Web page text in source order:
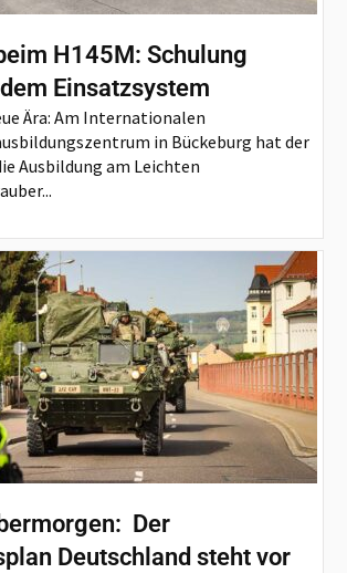
H145M: Schulung
Einsatzsystem
Ära: Am Internationalen
in Bückeburg hat der
Ausbildung am Leichten
Der
Deutschland steht vor